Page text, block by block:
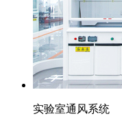
实验室通风系统